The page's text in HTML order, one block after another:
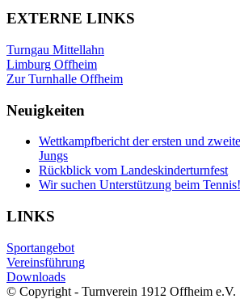
EXTERNE LINKS
Turngau Mittellahn
Limburg Offheim
Zur Turnhalle Offheim
Neuigkeiten
Wettkampfbericht der ersten und
Jungs
Rückblick vom Landeskinderturnfest
Wir suchen Unterstützung beim Tennis!
LINKS
Sportangebot
Vereinsführung
Downloads
© Copyright - Turnverein 1912 Offheim e.V.